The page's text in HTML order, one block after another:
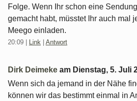
Folge. Wenn Ihr schon eine
gemacht habt, müsstet Ihr auch mal
Meego einladen.
20:09 Link Antwort
Dirk Deimeke am Dienstag, 5. Juli
Wenn sich da jemand in der Nähe
können wir das bestimmt einmal in